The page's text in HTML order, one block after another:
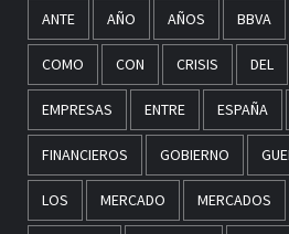
ANTE AÑO AÑOS BBVA
COMO CON CRISIS DEL
EMPRESAS ENTRE ESPAÑA
FINANCIEROS GOBIERNO
LOS MERCADO MERCADOS